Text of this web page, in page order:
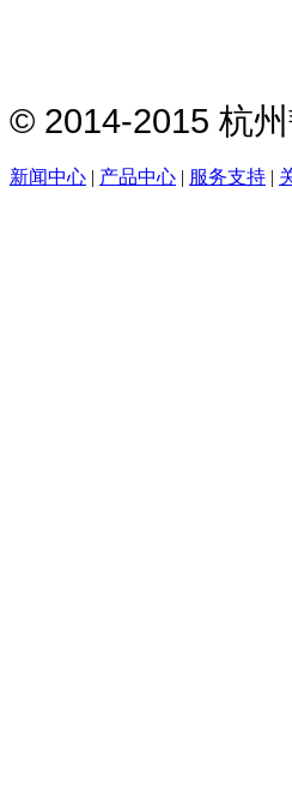
© 2014-2015 杭
新闻中心 | 产品中心 | 服务支持 |